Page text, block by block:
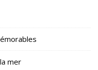
mer